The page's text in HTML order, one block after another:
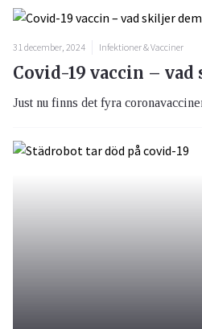
31 december, 2024 Infektioner & Vacciner
Covid-19 vaccin –